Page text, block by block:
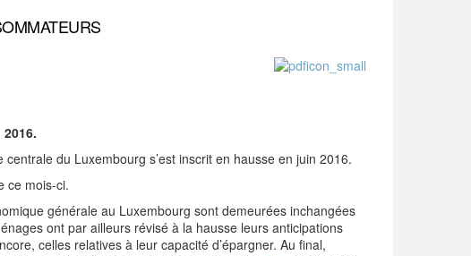
du Luxembourg s’est inscrit en hausse en juin 2016.
ce mois-ci.
générale au Luxembourg sont demeurées inchangées
ont par ailleurs révisé à la hausse leurs anticipations
celles relatives à leur capacité d’épargner. Au final,